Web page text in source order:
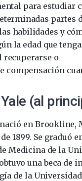
para estudiar
partes
habilidades y
la edad que
recuperarse o
compensación
(al
en Brookline,
1899. Se graduó
Medicina de la
obtuvo una beca
de la Universidad